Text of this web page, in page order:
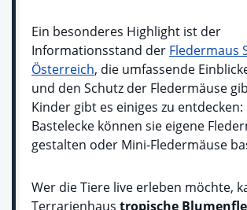
Ein besonderes Highlight ist der
Informationsstand der Fledermaus
Österreich, die umfassende
und den Schutz der Fledermäuse
Kinder gibt es einiges zu
Bastelecke können sie eigene
gestalten oder Mini-Fledermäuse
Wer die Tiere live erleben möchte,
Terrarienhaus tropische